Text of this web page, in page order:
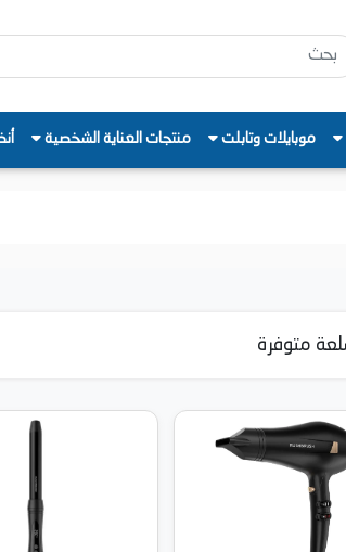
موبايلات وتابلت منتجات العناية الشخصية
متوفرة